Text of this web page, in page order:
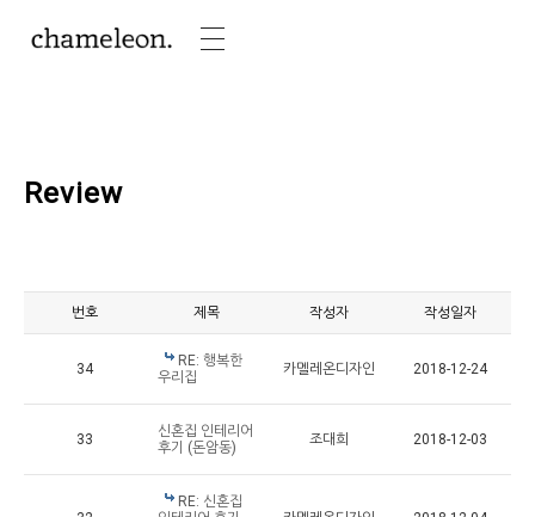
Review
번호 제목 작성자 작성일자
34
RE: 행복한
우리집
카멜레온디자인 2018-12-24
33
신혼집 인테리어
후기 (돈암동)
조대희 2018-12-03
RE: 신혼집